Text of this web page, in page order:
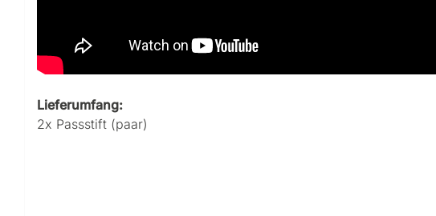
Lieferumfang:
2x Passstift (paar)